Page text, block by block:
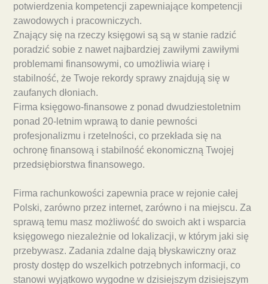
potwierdzenia kompetencji zapewniające kompetencji
zawodowych i pracowniczych.
Znający się na rzeczy księgowi są są w stanie radzić
poradzić sobie z nawet najbardziej zawiłymi zawiłymi
problemami finansowymi, co umożliwia wiarę i
stabilność, że Twoje rekordy sprawy znajdują się w
zaufanych dłoniach.
Firma księgowo-finansowe z ponad dwudziestoletnim
ponad 20-letnim wprawą to danie pewności
profesjonalizmu i rzetelności, co przekłada się na
ochronę finansową i stabilność ekonomiczną Twojej
przedsiębiorstwa finansowego.
Firma rachunkowości zapewnia prace w rejonie całej
Polski, zarówno przez internet, zarówno i na miejscu. Za
sprawą temu masz możliwość do swoich akt i wsparcia
księgowego niezależnie od lokalizacji, w którym jaki się
przebywasz. Zadania zdalne dają błyskawiczny oraz
prosty dostęp do wszelkich potrzebnych informacji, co
stanowi wyjątkowo wygodne w dzisiejszym dzisiejszym